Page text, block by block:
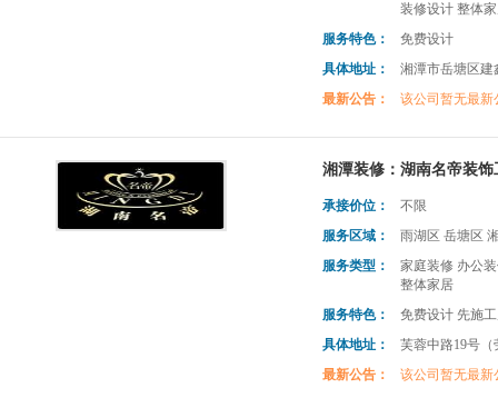
装修设计 整体
服务特色：
免费设计
具体地址：
湘潭市岳塘区建
最新公告：
该公司暂无最新
湘潭装修：湖南名帝装
承接价位：
不限
服务区域：
雨湖区 岳塘区
服务类型：
家庭装修 办公
整体家居
服务特色：
免费设计 先施
具体地址：
芙蓉中路19号
最新公告：
该公司暂无最新